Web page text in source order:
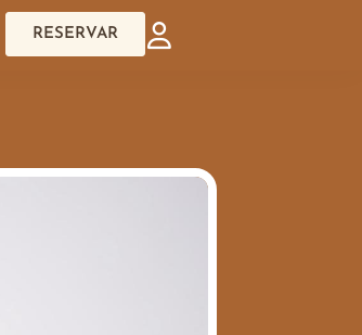
RESERVAR